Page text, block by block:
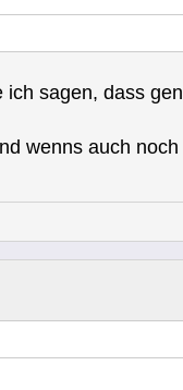
sagen, dass
wenns auch